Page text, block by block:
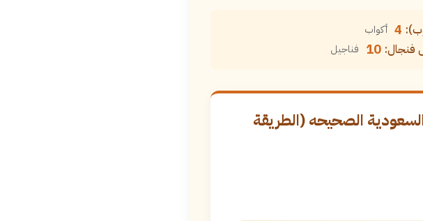
4 أكواب
10 فناجيل
الصحيحه (الطريقة